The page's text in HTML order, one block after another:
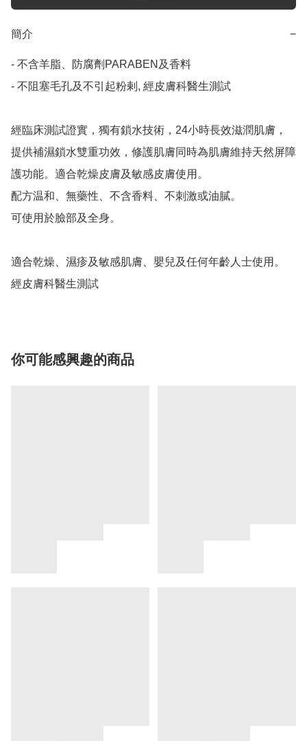
簡介 −
- 不含羊脂、防腐劑PARABEN及香料
- 不阻塞毛孔及不引起粉剌, 經皮膚科醫生測試
經臨床測試證實，獨有鎖水技術，24小時長效滋潤肌膚，
提供補濕鎖水雙重功效，修護肌膚同時為肌膚維持天然屏障
護功能。適合乾燥皮膚及敏感皮膚使用。
配方温和、無藥性、不含香料、不刺激或油膩。
可使用於臉部及全身。
適合乾燥、濕疹及敏感肌膚、嬰兒及任何年齡人士使用。
經皮膚科醫生測試
你可能感興趣的商品